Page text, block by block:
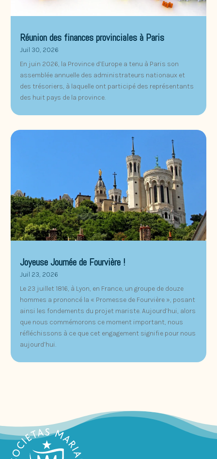
Réunion des finances provinciales à Paris
Juil 30, 2026
En juin 2026, la Province d’Europe a tenu à Paris son
assemblée annuelle des administrateurs nationaux et
des trésoriers, à laquelle ont participé des représentants
des huit pays de la province.
Joyeuse Journée de Fourvière !
Juil 23, 2026
Le 23 juillet 1816, à Lyon, en France, un groupe de douze
hommes a prononcé la « Promesse de Fourvière », posant
ainsi les fondements du projet mariste. Aujourd’hui, alors
que nous commémorons ce moment important, nous
réfléchissons à ce que cet engagement signifie pour nous
aujourd’hui.